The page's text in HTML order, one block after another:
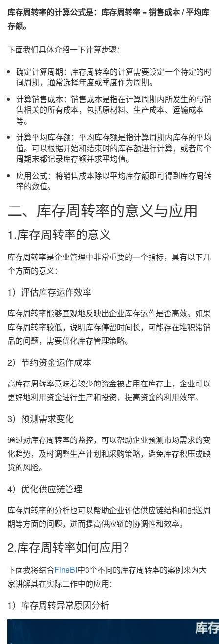
库存周转率的计算公式是：库存周转率 = 销售成本 / 平均库
存额。
下面我们具体介绍一下计算步骤：
确定计算周期：库存周转率的计算需要设定一个特定的时
间周期，通常选择年度或季度作为周期。
计算销售成本：销售成本是指在计算周期内所发生的与销
售相关的所有成本，包括原材料、生产成本、运输成本
等。
计算平均库存额：平均库存额是指计算周期内库存的平均
值。可以根据开始和结束时的库存额进行计算，或者每个
周期末都记录库存额并求平均值。
应用公式：将销售成本除以平均库存额即可得到库存周转
率的数值。
二、库存周转率的意义与应用
1.库存周转率的意义
库存周转率是企业管理中非常重要的一个指标，具有以下几
个方面的意义：
1）评估库存运作效率
库存周转率能够直观地反映出企业库存运作是否高效。如果
库存周转率较低，说明库存停留时间长，可能存在堆积滞销
品的问题，需要优化库存管理策略。
2）节约资金运作成本
高库存周转率意味着较少的资金被占用在库存上，企业可以
更好地利用资金进行生产和投资，提高资金的利用效率。
3）预测需求变化
通过对库存周转率的监控，可以帮助企业预测市场需求的变
化趋势，及时调整生产计划和采购策略，避免库存积压或缺
货的风险。
4）优化供应链管理
库存周转率的分析也可以帮助企业评估供应链结构和配送周
期等方面的问题，进而提高供应链的协调性和效率。
2.库存周转率如何应用？
下面我将结合FineBI中3个不同的库存周转率的案例来为大
家讲解其在实际工作中的应用：
1）库存周转异常原因分析